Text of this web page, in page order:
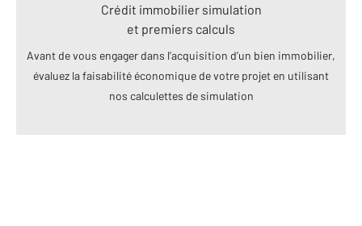
Crédit immobilier simulation
et premiers calculs
Avant de vous engager dans l’acquisition d’un bien immobilier,
évaluez la faisabilité économique de votre projet en utilisant
nos calculettes de simulation